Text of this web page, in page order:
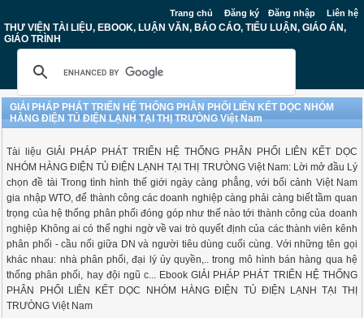
Trang chủ Đăng ký Đăng nhập Liên hệ
THƯ VIỆN TÀI LIỆU, EBOOK, LUẬN VĂN, BÁO CÁO, TIỂU LUẬN, GIÁO ÁN,
GIÁO TRÌNH
GIẢI PHÁP PHÁT TRIỂN HỆ THỐNG PHÂN PHỐI LIÊN KẾT DỌC NHÓM
HÀNG ĐIỆN TỦ ĐIỆN LẠNH TẠI THỊ TRƯÒNG Việt Nam
Tài liệu GIẢI PHÁP PHÁT TRIỂN HỆ THỐNG PHÂN PHỐI LIÊN KẾT DỌC
NHÓM HÀNG ĐIỆN TỦ ĐIỆN LẠNH TẠI THỊ TRƯÒNG Việt Nam: Lời mở đầu Lý
chọn đề tài Trong tình hình thế giới ngày càng phẳng, với bối cảnh Việt Nam
gia nhập WTO, để thành công các doanh nghiệp càng phải càng biết tầm quan
trọng của hệ thống phân phối đóng góp như thế nào tới thành công của doanh
nghiệp Không ai có thể nghi ngờ về vai trò quyết định của các thành viên kênh
phân phối - cầu nối giữa DN và người tiêu dùng cuối cùng. Với những tên gọi
khác nhau: nhà phân phối, đại lý ủy quyền,.. trong mô hình bán hàng qua hệ
thống phân phối, hay đội ngũ c... Ebook GIẢI PHÁP PHÁT TRIỂN HỆ THỐNG
PHÂN PHỐI LIÊN KẾT DỌC NHÓM HÀNG ĐIỆN TỦ ĐIỆN LẠNH TẠI THỊ
TRƯÒNG Việt Nam